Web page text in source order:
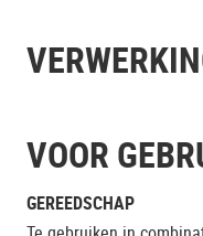
VOOR
GEREEDSCHAP